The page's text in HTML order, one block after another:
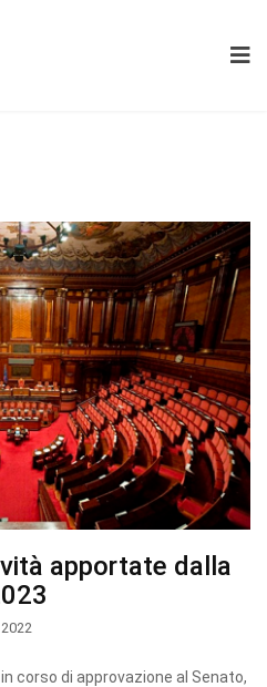
apportate dalla
in corso di approvazione al Senato,